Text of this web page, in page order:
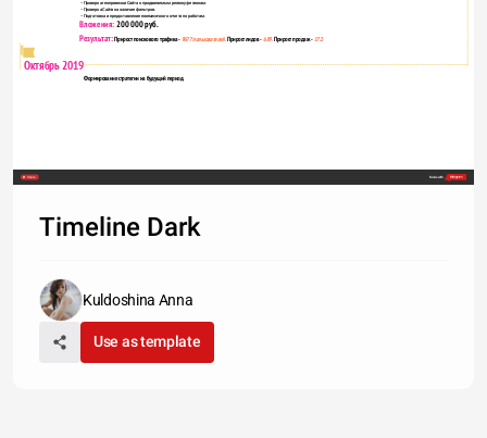
− Проверка геопривязки Сайта к продвигаемым региону/регионам.
− Проверка Сайта на наличие фильтров.
− Подготовка и предоставление ежемесячного отчета по работам.
Вложения: 200 000 руб.
Результат: Прирост поискового трафика - 9677 пользователей. Прирост лидов - 689. Прирост продаж - 172.
Октябрь 2019
Формирование стратегии на будущий период.
Результат:
Share Made with
Timeline Dark
Kuldoshina Anna
Use as template